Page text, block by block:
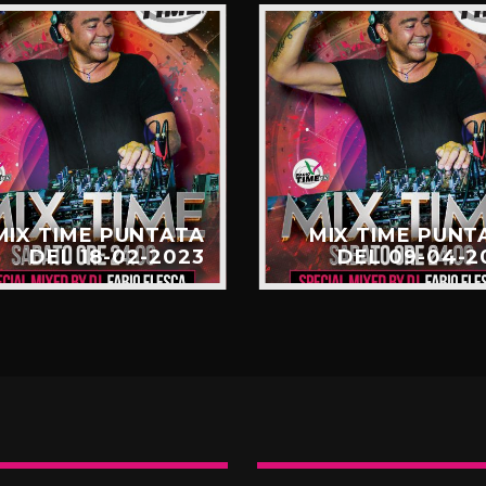
TIME PUNTATA
DEL 18-02-2023
MIX TIME
DEL 09-04-